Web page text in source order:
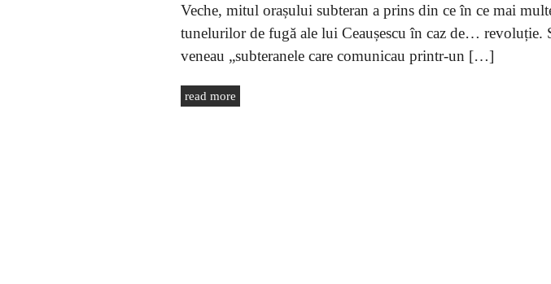
Veche, mitul orașului subteran a prins din ce în ce mai
tunelurilor de fugă ale lui Ceaușescu în caz de…
veneau „subteranele care comunicau printr-un […]
read more